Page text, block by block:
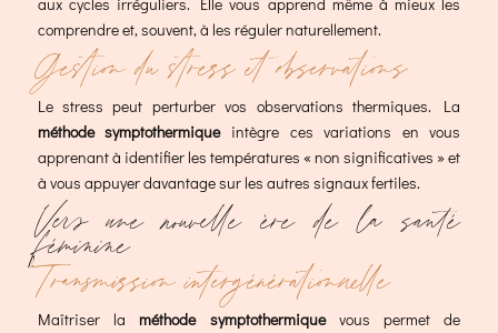
comprendre et, souvent, à les réguler naturellement.
Gestion du stress et observations
Le stress peut perturber vos observations thermiques. La
méthode symptothermiqueintègre ces variations en vous
apprenant à identifier les températures « non significatives » et
à vous appuyer davantage sur les autres signaux fertiles.
Vers une nouvelle ère de la santé
féminine
Transmission intergénérationnelle
Maîtriser laméthode symptothermiquevous permet de